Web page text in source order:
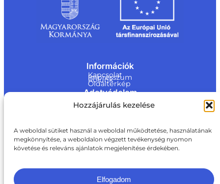
Hozzájárulás kezelése
A weboldal sütiket használ a weboldal működtetése, használatának
megkönnyítése, a weboldalon végzett tevékenység nyomon
követése és releváns ajánlatok megjelenítése érdekében.
Elfogadom
Információk
Kapcsolat
Impresszum
Rólunk
Oldaltérkép
Adatvédelem
Jogi nyilatkozat
Adatvédelmi nyilatkozat
Akadálymentesítési nyilatkozat
ite@a
ki.gov.